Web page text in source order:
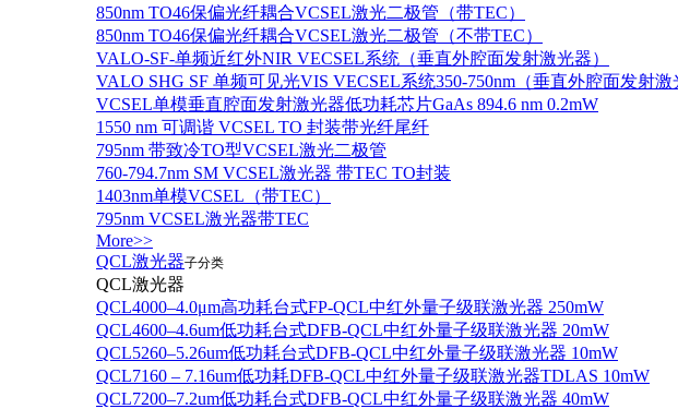
850nm TO46保偏光纤耦合VCSEL激光二极管（带TEC）
850nm TO46保偏光纤耦合VCSEL激光二极管（不带TEC）
VALO-SF-单频近红外NIR VECSEL系统（垂直外腔面发射激光器）
VALO SHG SF 单频可见光VIS VECSEL系统350-750nm（垂直外腔面发射激
VCSEL单模垂直腔面发射激光器低功耗芯片GaAs 894.6 nm 0.2mW
1550 nm 可调谐 VCSEL TO 封装带光纤尾纤
795nm 带致冷TO型VCSEL激光二极管
760-794.7nm SM VCSEL激光器 带TEC TO封装
1403nm单模VCSEL（带TEC）
795nm VCSEL激光器带TEC
More>>
QCL激光器子分类
QCL激光器
QCL4000–4.0μm高功耗台式FP-QCL中红外量子级联激光器 250mW
QCL4600–4.6um低功耗台式DFB-QCL中红外量子级联激光器 20mW
QCL5260–5.26um低功耗台式DFB-QCL中红外量子级联激光器 10mW
QCL7160 – 7.16um低功耗DFB-QCL中红外量子级联激光器TDLAS 10mW
QCL7200–7.2um低功耗台式DFB-QCL中红外量子级联激光器 40mW